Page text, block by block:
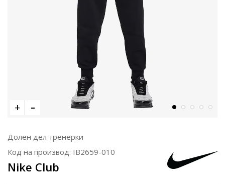
Долен дел тренерки
Код на производ: IB2659-010
Nike Club